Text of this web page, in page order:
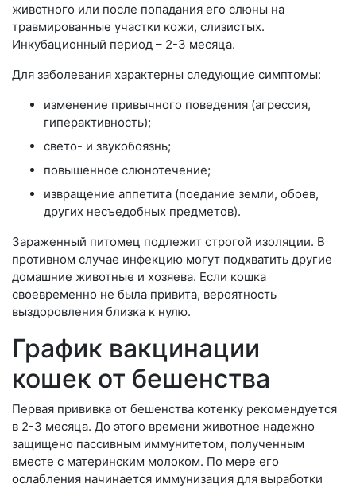
животного или после попадания его слюны на
травмированные участки кожи, слизистых.
Инкубационный период – 2-3 месяца.
Для заболевания характерны следующие симптомы:
изменение привычного поведения (агрессия,
гиперактивность);
свето- и звукобоязнь;
повышенное слюнотечение;
извращение аппетита (поедание земли, обоев,
других несъедобных предметов).
Зараженный питомец подлежит строгой изоляции. В
противном случае инфекцию могут подхватить другие
домашние животные и хозяева. Если кошка
своевременно не была привита, вероятность
выздоровления близка к нулю.
График вакцинации
кошек от бешенства
Первая прививка от бешенства котенку рекомендуется
в 2-3 месяца. До этого времени животное надежно
защищено пассивным иммунитетом, полученным
вместе с материнским молоком. По мере его
ослабления начинается иммунизация для выработки